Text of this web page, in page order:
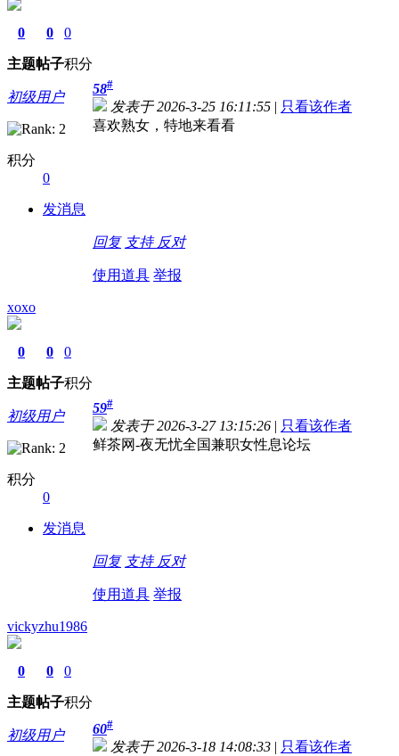
0
主题
0
帖子
0
积分
初级用户
积分
0
发消息
58#
发表于 2026-3-25 16:11:55 | 只看该作者
喜欢熟女，特地来看看
回复 支持 反对
使用道具 举报
xoxo
0
主题
0
帖子
0
积分
初级用户
积分
0
发消息
59#
发表于 2026-3-27 13:15:26 | 只看该作者
鲜茶网-夜无忧全国兼职女性息论坛
回复 支持 反对
使用道具 举报
vickyzhu1986
0
主题
0
帖子
0
积分
初级用户 60#
发表于 2026-3-18 14:08:33 | 只看该作者